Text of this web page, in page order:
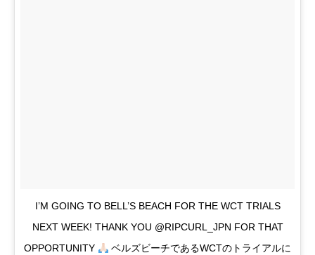
I’M GOING TO BELL’S BEACH FOR THE WCT TRIALS
NEXT WEEK! THANK YOU @RIPCURL_JPN FOR THAT
OPPORTUNITY
ベルズビーチであるWCTのトライアルに